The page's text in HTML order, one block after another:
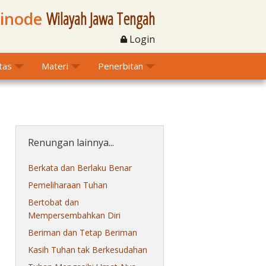
Wilayah Jawa Tengah
Login
Materi Penerbitan
Renungan lainnya...
Berkata dan Berlaku Benar
Pemeliharaan Tuhan
Bertobat dan
Mempersembahkan Diri
Beriman dan Tetap Beriman
Kasih Tuhan tak Berkesudahan